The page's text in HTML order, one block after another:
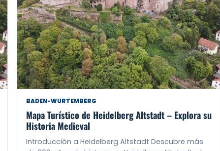
BADEN-WURTEMBERG
Mapa Turístico de Heidelberg Altstadt – Explora su
Historia Medieval
Introducción a Heidelberg Altstadt Descubre más